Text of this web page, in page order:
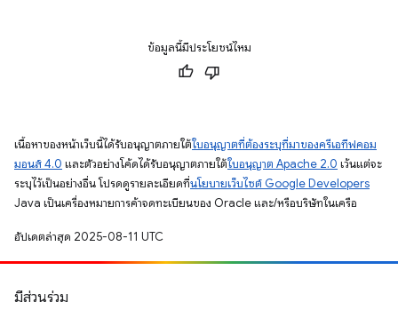
ข้อมูลนี้มีประโยชน์ไหม
เนื้อหาของหน้าเว็บนี้ได้รับอนุญาตภายใต้ใบอนุญาตที่ต้องระบุที่มาของครีเอทีฟคอม
มอนส์ 4.0 และตัวอย่างโค้ดได้รับอนุญาตภายใต้ใบอนุญาต Apache 2.0 เว้นแต่จะ
ระบุไว้เป็นอย่างอื่น โปรดดูรายละเอียดที่นโยบายเว็บไซต์ Google Developers
Java เป็นเครื่องหมายการค้าจดทะเบียนของ Oracle และ/หรือบริษัทในเครือ
อัปเดตล่าสุด 2025-08-11 UTC
มีส่วนร่วม